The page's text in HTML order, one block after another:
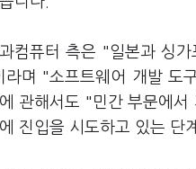
컴퓨터 측은 "일본과 싱
라며 "소프트웨어 개발 도
관해서도 "민간 부문에
진입을 시도하고 있는 단